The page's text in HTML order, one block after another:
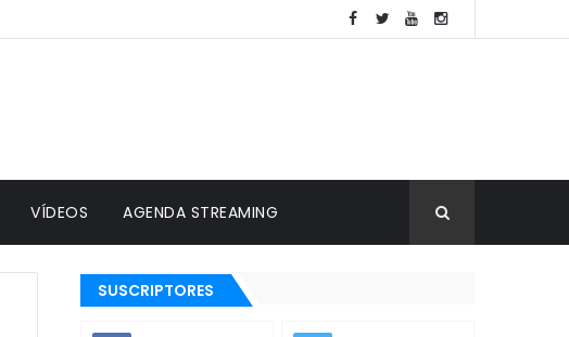
VÍDEOS AGENDA STREAMING
SUSCRIPTORES